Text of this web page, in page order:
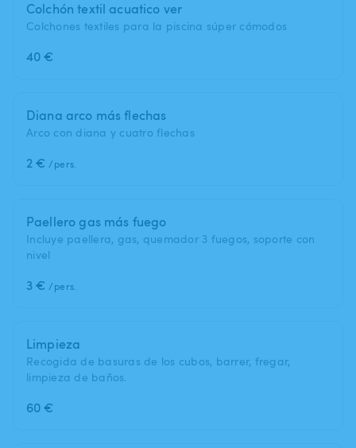
Colchón textil acuatico ver
Colchones textiles para la piscina súper cómodos
40 €
Diana arco más flechas
Arco con diana y cuatro flechas
2 € /pers.
Paellero gas más fuego
Incluye paellera, gas, quemador 3 fuegos, soporte con
nivel
3 € /pers.
Limpieza
Recogida de basuras de los cubos, barrer, fregar,
limpieza de baños.
60 €